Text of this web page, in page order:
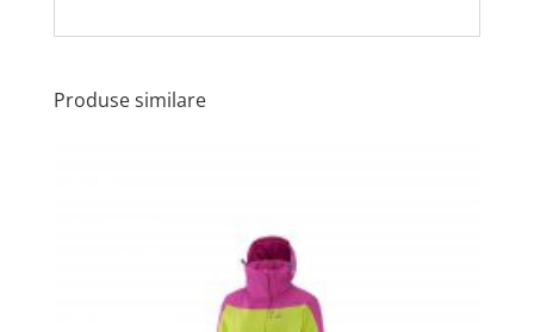
Produse similare